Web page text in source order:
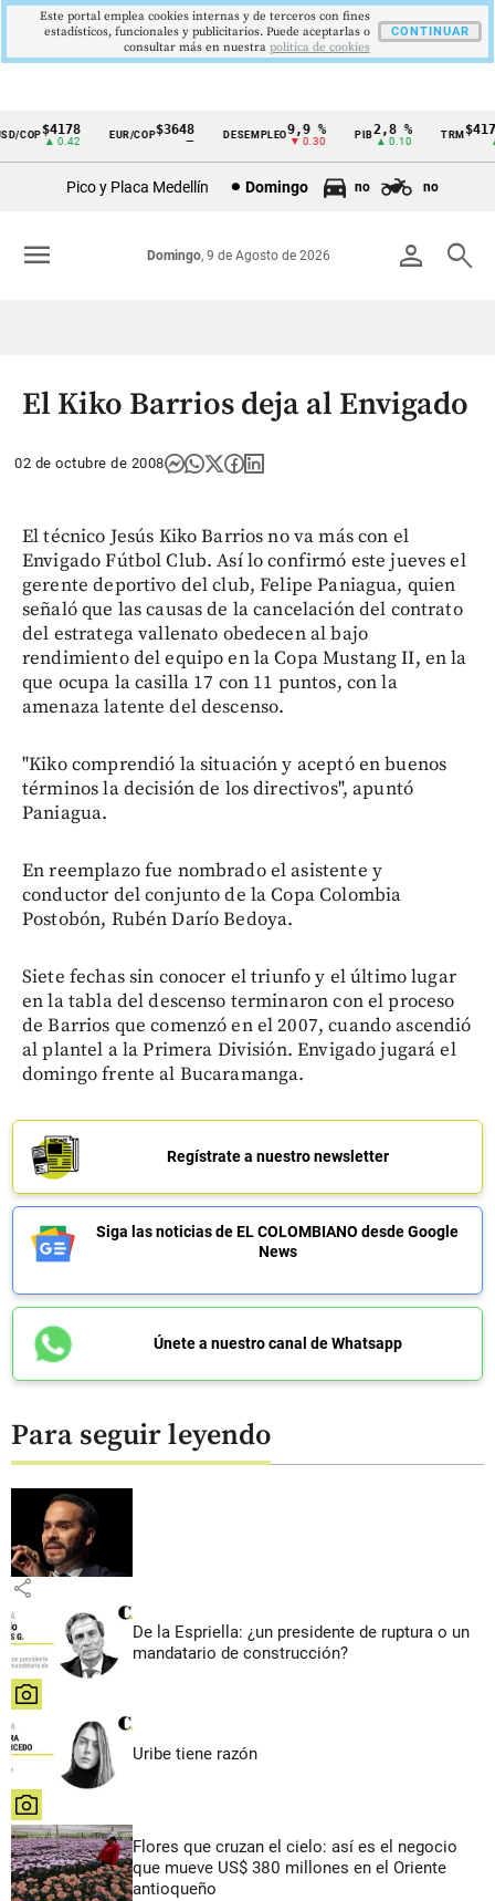
Cintillo
Colombia
COP$4178
▲ 0.42
EUR/COP$3648 DESEMPLEO 9,9 %
▼ 0.30
PIB2,8 %
▲ 0.10
TRM
▲
Pico y Placa Medellín Domingo no no
person search
Domingo, 9 de Agosto de 2026
menu
El Kiko Barrios deja al Envigado
02 de octubre de 2008
El técnico Jesús Kiko Barrios no va más con el
Envigado Fútbol Club. Así lo confirmó este jueves el
gerente deportivo del club, Felipe Paniagua, quien
señaló que las causas de la cancelación del contrato
del estratega vallenato obedecen al bajo
rendimiento del equipo en la Copa Mustang II, en la
que ocupa la casilla 17 con 11 puntos, con la
amenaza latente del descenso.
"Kiko comprendió la situación y aceptó en buenos
términos la decisión de los directivos", apuntó
Paniagua.
En reemplazo fue nombrado el asistente y
conductor del conjunto de la Copa Colombia
Postobón, Rubén Darío Bedoya.
Siete fechas sin conocer el triunfo y el último lugar
en la tabla del descenso terminaron con el proceso
de Barrios que comenzó en el 2007, cuando ascendió
al plantel a la Primera División. Envigado jugará el
domingo frente al Bucaramanga.
Regístrate a nuestro newsletter
Siga las noticias de EL COLOMBIANO desde Google
News
Únete a nuestro canal de Whatsapp
Para seguir leyendo
share
De la Espriella: ¿un presidente de ruptura o un
mandatario de construcción?
share
Uribe tiene razón
share
Flores que cruzan el cielo: así es el negocio
que mueve US$ 380 millones en el Oriente
antioqueño
Este portal emplea cookies internas y de terceros con fines
estadísticos, funcionales y publicitarios. Puede aceptarlas o
consultar más en nuestra politica de cookies
CONTINUAR